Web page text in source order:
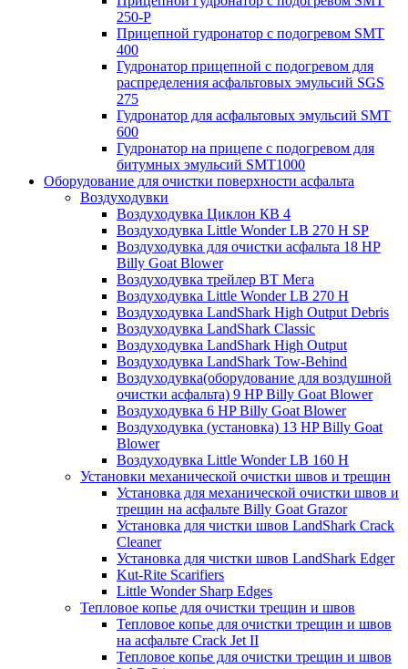
250-P
Прицепной гудронатор с подогревом SMT
400
Гудронатор прицепной с подогревом для
распределения асфальтовых эмульсий SGS
275
Гудронатор для асфальтовых эмульсий SMT
600
Гудронатор на прицепе с подогревом для
битумных эмульсий SMT1000
Оборудование для очистки поверхности асфальта
Воздуходувки
Воздуходувка Циклон КВ 4
Воздуходувка Little Wonder LB 270 H SP
Воздуходувка для очистки асфальта 18 HP
Billy Goat Blower
Воздуходувка трейлер ВТ Мега
Воздуходувка Little Wonder LB 270 H
Воздуходувка LandShark High Оutput Debris
Воздуходувка LandShark Classic
Воздуходувка LandShark High Output
Воздуходувка LandShark Tow-Behind
Воздуходувка(оборудование для воздушной
очистки асфальта) 9 HP Billy Goat Blower
Воздуходувка 6 HP Billy Goat Blower
Воздуходувка (установка) 13 HP Billy Goat
Blower
Воздуходувка Little Wonder LB 160 H
Установки механической очистки швов и трещин
Установка для механической очистки швов и
трещин на асфальте Billy Goat Grazor
Установка для чистки швов LandShark Crack
Cleaner
Установка для чистки швов LandShark Edger
Kut-Rite Scarifiers
Little Wonder Sharp Edges
Тепловое копье для очистки трещин и швов
Тепловое копье для очистки трещин и швов
на асфальте Crack Jet II
Тепловое копье для очистки трещин и швов